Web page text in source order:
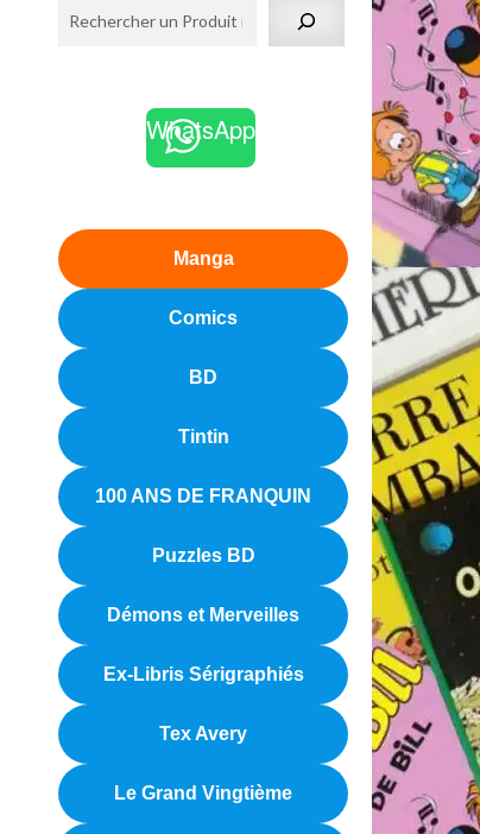
WhatsApp
Manga
Comics
BD
Tintin
100 ANS DE FRANQUIN
Puzzles BD
Démons et Merveilles
Ex-Libris Sérigraphiés
Tex Avery
Le Grand Vingtième